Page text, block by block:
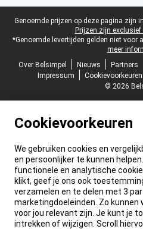
Juridische voettekst
Genoemde prijzen op deze pagina zijn
Prijzen zijn
*Genoemde levertijden gelden niet voor
meer
Over Belsimpel
Nieuws Partners
Impressum
Cookievoorkeuren
© 2026
Cookievoorkeuren
We gebruiken cookies en
en persoonlijker te kunnen
functionele en analytische
klikt, geef je ons ook
verzamelen en te delen met 3
marketingdoeleinden. Zo
voor jou relevant zijn. Je kunt je
intrekken of wijzigen. Scroll